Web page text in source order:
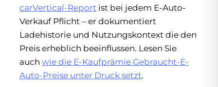
carVertical-Report ist bei jedem E-Auto-
Verkauf Pflicht – er dokumentiert
Ladehistorie und Nutzungskontext die den
Preis erheblich beeinflussen. Lesen Sie
auch wie die E-Kaufprämie Gebraucht-E-
Auto-Preise unter Druck setzt.